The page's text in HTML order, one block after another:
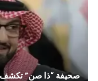
صحيفة “ذا صن” تكشف